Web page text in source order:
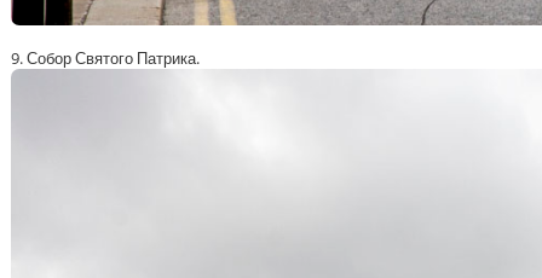
9. Собор Святого Патрика.